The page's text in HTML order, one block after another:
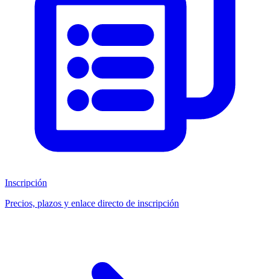
Inscripción
Precios, plazos y enlace directo de inscripción